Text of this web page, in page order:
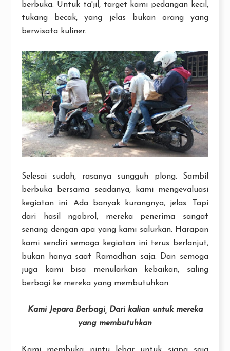
berbuka. Untuk ta'jil, target kami pedangan kecil,
tukang becak, yang jelas bukan orang yang
berwisata kuliner.
Selesai sudah, rasanya sungguh plong. Sambil
berbuka bersama seadanya, kami mengevaluasi
kegiatan ini. Ada banyak kurangnya, jelas. Tapi
dari hasil ngobrol, mereka penerima sangat
senang dengan apa yang kami salurkan. Harapan
kami sendiri semoga kegiatan ini terus berlanjut,
bukan hanya saat Ramadhan saja. Dan semoga
juga kami bisa menularkan kebaikan, saling
berbagi ke mereka yang membutuhkan.
Kami Jepara Berbagi, Dari kalian untuk mereka
yang membutuhkan